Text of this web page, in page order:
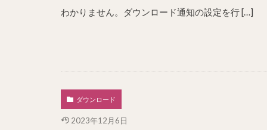
わかりません。ダウンロード通知の設定を行 […]
ダウンロード
2023年12月6日